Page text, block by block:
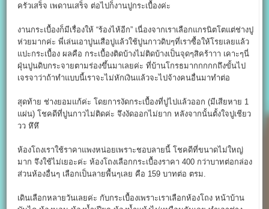
ครัวเสร็จ เพดานเสร็จ ต่อไปก็งานปูกระเบื้องค่ะ
งานกระเบื้องก็มีเรื่องให้ “ร้องไห้อีก” เนื่องจากเราเลือกแกรนิตโตแต่ช่างปู
ห่วยมากค่ะ พี่เล่นเอาปูนเสือปูแล้วใช้ปูนกาวดิบๆที่เราซื้อให้โรยเลยแล้ว
แปะกระเบื้อง ผลคือ กระเบื้องติดบ้างไม่ติดบ้างเป็นจุดๆสิคร้าาา เคาะๆนี่
ฝุ่นปูนดิบกระจายตามร่องขึ้นมาเลยค่ะ ที่บ้านโกรธมากกกกกถึงขั้นไป
เจรจาว่าถ้าทำแบบนี้เราจะไม่หักเงินแล้วจะไปจ้างคนอื่นมาทำต่อ
สุดท้าย ช่างยอมแก้ค่ะ โดยการงัดกระเบื้องที่ปูไปแล้วออก (มีเสียหาย 1
แผ่น) โชคดีที่ปูนกาวไม่ติดค่ะ จึงงัดออกไม่ยาก หลังจากนั้นตั้งใจปูเชียว
วว หึหึ
ห้องโถงเราใช้ราคาแพงหน่อยเพราะชอบลายนี้ โชคดีที่ขนาดไม่ใหญ่
มาก จึงใช้ไม่เยอะค่ะ ห้องโถงเลือกกระเบื้องราคา 400 กว่าบาทต่อกล่อง
ส่วนห้องอื่นๆ เลือกเป็นลายพื้นๆเลย คือ 159 บาทต่อ ตรม.
เดินเลือกหลายวันเลยค่ะ กับกระเบื้องเพราะเราเลือกห้องโถง หน้าบ้าน